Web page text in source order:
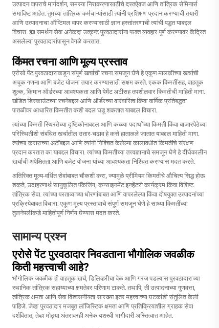
उत्पादन वापराचे मार्गदर्शन, समस्या निराकरणासाठीचे दस्तऐवज आणि तांत्रिक सेमिनार्स
समाविष्ट आहेत. तुमच्या तांत्रिक कर्मचाऱ्यांसाठी त्यांनी प्रशिक्षण प्रदान करण्याची तयारी
आणि उत्पादनाचा ऑप्टिमल वापर करण्यासाठी ज्ञान हस्तांतरणाची त्यांची पद्धत याबद्दल
विचारा. ह्या समर्थन सेवा अनेकदा उत्कृष्ट पुरवठादारांना फक्त व्यवहार पूर्ण करण्यावर केंद्रित
असलेल्या पुरवठादारांपासून वेगळे करतात.
किंमत रचना आणि मूल्य प्रस्ताव
एरोसो पेंट पुरवठादाराकडून संपूर्ण खर्चाची रचना समजून घेणे हे एकूण मालकीच्या खर्चाची
अचूक गणना आणि बजेट योजना तयार करण्यासाठी सक्षम करते. एकक किमतींसह, वाहतूक
शुल्क, किमान ऑर्डरच्या आवश्यकता आणि पेमेंट अटींसह तपशीलवार किमतीची माहिती मागा.
खंडित डिस्काउंटच्या रचनेबद्दल आणि ऑर्डरच्या वारंवारित्व किंवा वार्षिक प्रतिबद्धता
पातळीवर आधारित किमतीत कशी बदल घडू शकतात याबद्दल विचारा.
त्यांच्या किमती स्थिरतेच्या दृष्टिकोनाबद्दल आणि कच्च्या पदार्थांच्या किमती किंवा बाजारपेठेच्या
परिस्थितीशी संबंधित खर्चातील उतार-चढाव हे कसे हाताळले जातात याबद्दल माहिती मागा.
त्यांच्या कराराच्या अटींबद्दल आणि त्यांनी निश्चित केलेल्या कालावधीत किमतींचे संरक्षण
प्रदान करतात का याबद्दल विचारा. त्यांच्या किमतीच्या तत्त्वज्ञानाचे समजून घेणे हे दीर्घकालीन
खर्चाची अपेक्षितता आणि बजेट योजना यांच्या आवश्यकता निश्चित करण्यास मदत करते.
अतिरिक्त मूल्य-वर्धित सेवांबाबत चौकशी करा, ज्यामुळे प्रीमियम किमतीचे औचित्य सिद्ध होऊ
शकते, उदाहरणार्थ सानुकूलित पॅकेजिंग, कन्साइनमेंट इन्व्हेंटरी कार्यक्रम किंवा विशिष्ट
तांत्रिक सेवा. त्यांच्या परताव्याच्या धोरणांबाबत आणि वापरलेल्या किंवा दोषयुक्त उत्पादनांच्या
प्रक्रियेबाबत विचारा. एकूण मूल्य प्रस्तावाचे संपूर्ण समजून घेणे हे साध्या किमतींच्या
तुलनेपलीकडे माहितीपूर्ण निर्णय घेण्यास मदत करते.
सामान्य प्रश्न
एरोसे पेंट पुरवठादार निवडताना भौगोलिक जवळीक
किती महत्त्वाची आहे?
भौगोलिक जवळीक ही वाहतूक खर्च, डिलिव्हरीचा वेळ आणि गरज पडल्यास पुरवठादाराच्या
स्थानिक तांत्रिक सहाय्याच्या क्षमतेवर परिणाम टाकते. तथापि, ती उत्पादनाच्या गुणवत्ता,
तांत्रिक क्षमता आणि सेवा विश्वसनीयता सारख्या इतर महत्त्वाच्या घटकांशी संतुलित केली
पाहिजे. जेव्हा पुरवठादार मजबूत लॉजिस्टिक क्षमता आणि प्रतिक्रियाशील ग्राहक सेवा
दर्शवितात, तेव्हा मोठ्या अंतरावरही अनेक यशस्वी भागीदारी अस्तित्वात आहेत.